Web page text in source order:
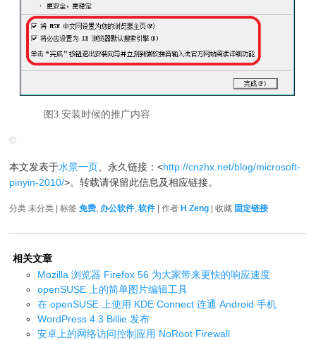
图3 安装时候的推广内容
©
本文发表于水景一页。永久链接：<http://cnzhx.net/blog/microsoft-
pinyin-2010/>。转载请保留此信息及相应链接。
分类 未分类 | 标签免费, 办公软件,软件 | 作者 H Zeng | 收藏 固定链接
相关文章
Mozilla 浏览器 Firefox 56 为大家带来更快的响应速度
openSUSE 上的简单图片编辑工具
在 openSUSE 上使用 KDE Connect 连通 Android 手机
WordPress 4.3 Billie 发布
安卓上的网络访问控制应用 NoRoot Firewall